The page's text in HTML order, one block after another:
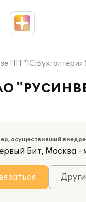
ПП "1С:Бухгалтерия
осуществивший
Бит, Москва -